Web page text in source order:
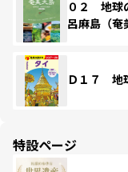
０２ 地
呂麻島（
Ｄ１７ 地
特設ページ